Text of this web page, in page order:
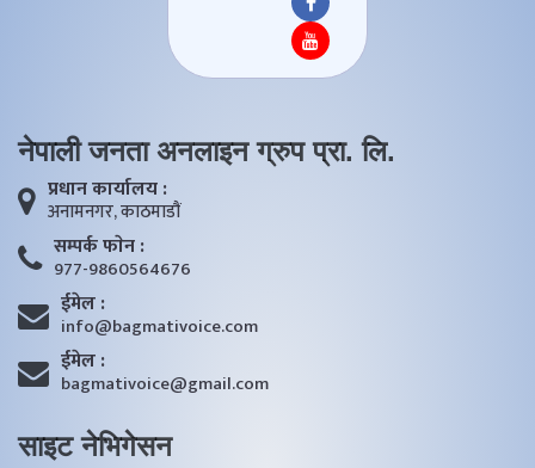
नेपाली जनता अनलाइन ग्रुप प्रा. लि.
प्रधान कार्यालय :
अनामनगर, काठमाडाैं
सम्पर्क फाेन :
977-9860564676
ईमेल :
info@bagmativoice.com
ईमेल :
bagmativoice@gmail.com
साइट नेभिगेसन